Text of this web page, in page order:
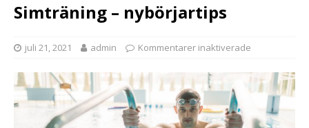
Simträning – nybörjartips
juli 21, 2021 admin Kommentarer inaktiverade